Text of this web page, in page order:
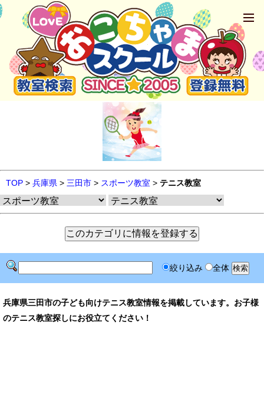
TOP > 兵庫県 > 三田市 > スポーツ教室 > テニス教室
絞り込み 全体
兵庫県三田市の子ども向けテニス教室情報を掲載しています。お子様
のテニス教室探しにお役立てください！